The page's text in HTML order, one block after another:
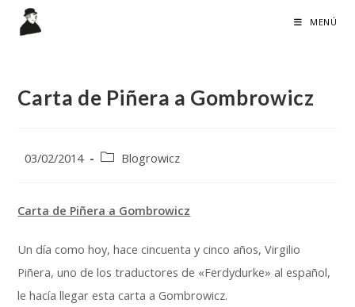
MENÚ
Carta de Piñera a Gombrowicz
Publicación
entrada:
03/02/2014
Categoría
entrada:
Blogrowicz
Carta de Piñera a Gombrowicz
Un día como hoy, hace cincuenta y cinco años, Virgilio
Piñera, uno de los traductores de «Ferdydurke» al español,
le hacía llegar esta carta a Gombrowicz.